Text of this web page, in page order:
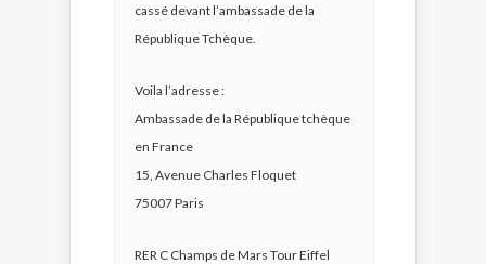
cassé devant l’ambassade de la
République Tchèque.
Voila l’adresse :
Ambassade de la République tchèque
en France
15, Avenue Charles Floquet
75007 Paris
RER C Champs de Mars Tour Eiffel